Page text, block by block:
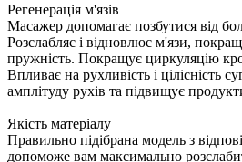
Регенерація м'язів
Масажер допомагає позбутися від
Розслабляє і відновлює м'язи,
пружність. Покращує циркуляцію
Впливає на рухливість і цілісність
амплітуду рухів та підвищує
Якість матеріалу
Правильно підібрана модель з
допоможе вам максимально